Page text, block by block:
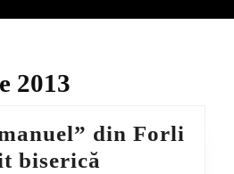
2013
din Forli
biserică